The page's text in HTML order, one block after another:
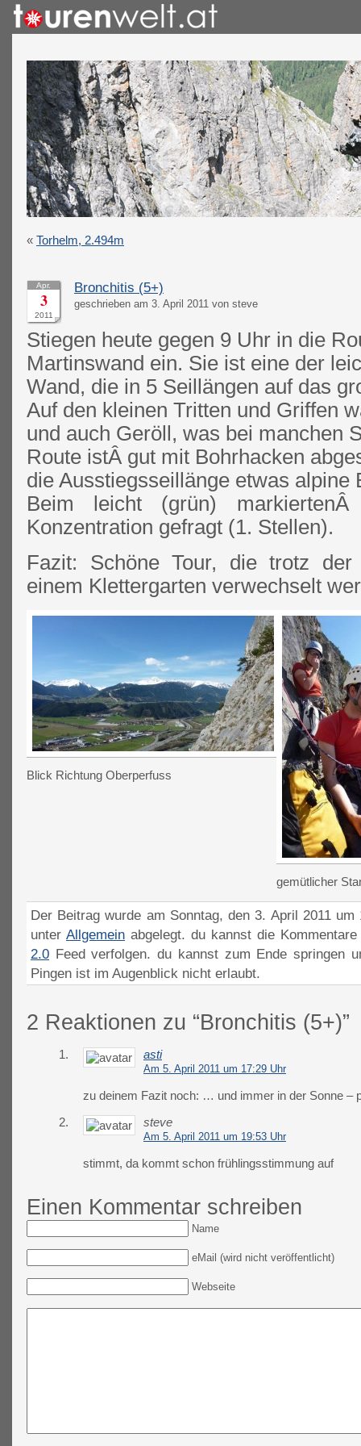
« Torhelm, 2.494m
Apr.
3
2011
Bronchitis (5+)
geschrieben am 3. April 2011 von steve
Stiegen heute gegen 9 Uhr in die
Martinswand ein. Sie ist eine der
Wand, die in 5 Seillängen auf das
Auf den kleinen Tritten und Griffen
und auch Geröll, was bei manchen
Route istÂ gut mit Bohrhacken
die Ausstiegsseillänge etwas alpine
Beim leicht (grün)
Konzentration gefragt (1. Stellen).
Fazit: Schöne Tour, die trotz
einem Klettergarten verwechselt
Blick Richtung Oberperfuss
gemütlicher
Der Beitrag wurde am Sonntag, den 3. April 2011
unter Allgemein abgelegt. du kannst die
2.0 Feed verfolgen. du kannst zum Ende springen
Pingen ist im Augenblick nicht erlaubt.
2 Reaktionen zu “Bronchitis (5+)”
1. asti
Am 5. April 2011 um 17:29 Uhr
zu deinem Fazit noch: … und immer in der Sonne –
2.
steve
Am 5. April 2011 um 19:53 Uhr
stimmt, da kommt schon frühlingsstimmung auf
Einen Kommentar schreiben
Name
eMail (wird nicht veröffentlicht)
Webseite